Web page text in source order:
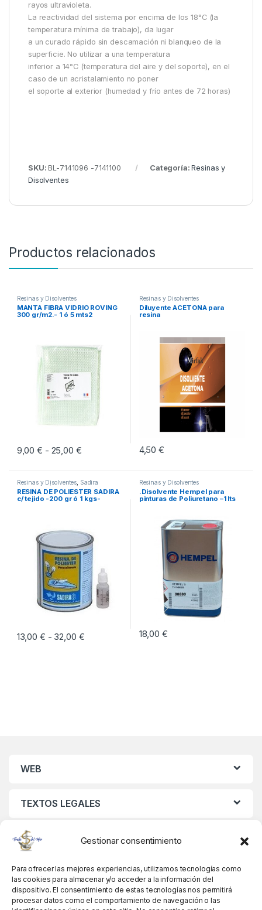
Gestionar consentimiento
Para ofrecer las mejores experiencias, utilizamos tecnologías como
las cookies para almacenar y/o acceder a la información del
dispositivo. El consentimiento de estas tecnologías nos permitirá
procesar datos como el comportamiento de navegación o las
rayos ultravioleta.
La reactividad del sistema por encima de los 18°C (la
temperatura mínima de trabajo), da lugar
a un curado rápido sin descamación ni blanqueo de la
superficie. No utilizar a una temperatura
inferior a 14°C (temperatura del aire y del soporte), en el
caso de un acristalamiento no poner
el soporte al exterior (humedad y frío antes de 72 horas)
SKU:BL-7141096 -7141100 Categoría:Resinas y
Disolventes
Productos relacionados
Resinas y Disolventes
MANTA FIBRA VIDRIO ROVING
300 gr/m2.- 1 ó 5 mts2
9,00€ - 25,00 €Rango de precios: desde 9,00 € hasta 25,00
Este producto tiene múltiples variantes. Las opciones se pueden
Resinas y Disolventes
Diluyente ACETONA para
resina
4,50€
Resinas y Disolventes Sadira
Productos Técnicos
RESINA DE POLIESTER SADIRA
c/ tejido -200 gr ó 1 kgs-
13,00 € - 32,00 €Rango de precios: desde 13,00 € hasta
Este producto tiene múltiples variantes. Las opciones se pueden
Resinas y Disolventes
.Disolvente Hempel para
pinturas de Poliuretano –1 lts
18,00 €
WEB
TEXTOS LEGALES
MIS DATOS